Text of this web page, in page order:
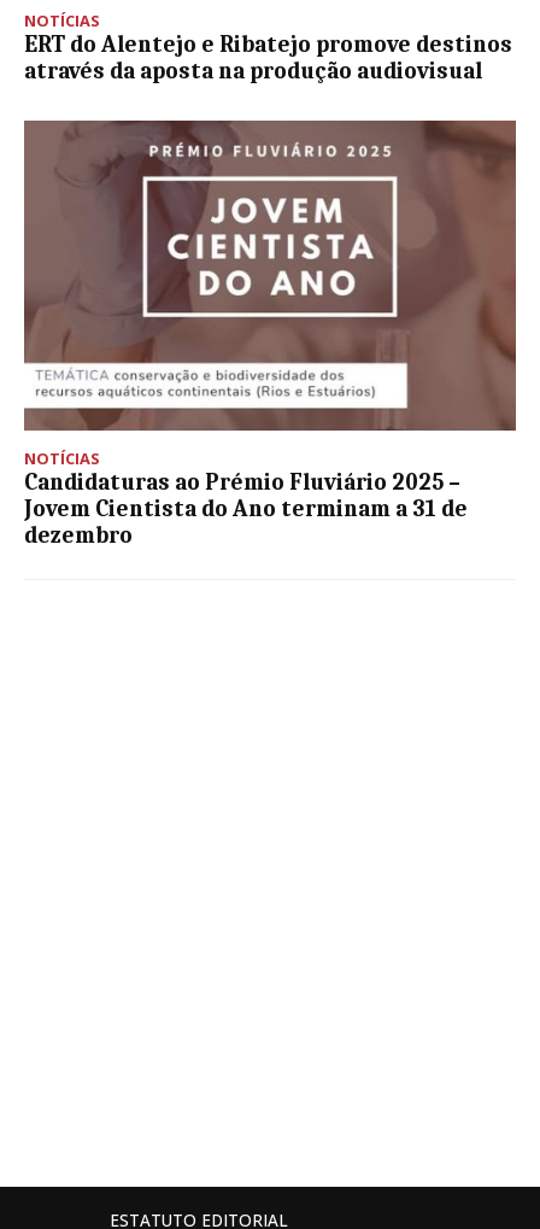
NOTÍCIAS
ERT do Alentejo e Ribatejo promove destinos
através da aposta na produção audiovisual
NOTÍCIAS
Candidaturas ao Prémio Fluviário 2025 –
Jovem Cientista do Ano terminam a 31 de
dezembro
ESTATUTO EDITORIAL